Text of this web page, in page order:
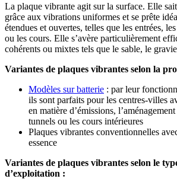
La plaque vibrante agit sur la surface. Elle
grâce aux vibrations uniformes et se prête
étendues et ouvertes, telles que les entrées,
ou les cours. Elle s’avère particulièrement
cohérents ou mixtes tels que le sable, le
Variantes de plaques vibrantes selon la
Modèles sur batterie : par leur
ils sont parfaits pour les centres-villes
en matière d’émissions,
tunnels ou les cours intérieures
Plaques vibrantes conventionnelles
essence
Variantes de plaques vibrantes selon le
d’exploitation :